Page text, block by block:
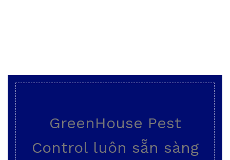
GreenHouse Pest
Control luôn sẵn sàng